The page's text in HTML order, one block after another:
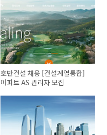
호반건설 채용 [건설계열통합]
아파트 AS 관리자 모집